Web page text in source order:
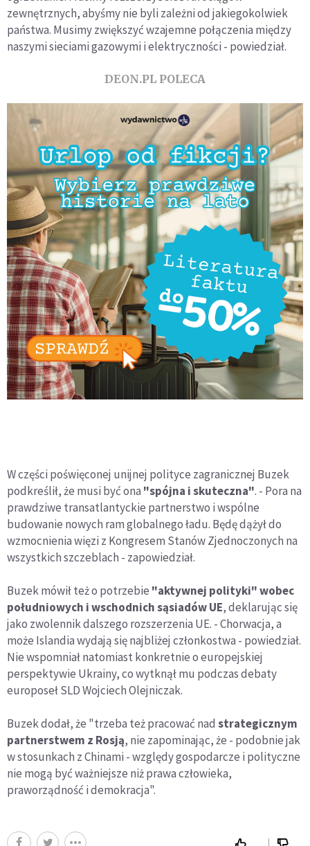
zewnętrznych, abyśmy nie byli zależni od jakiegokolwiek
państwa. Musimy zwiększyć wzajemne połączenia między
naszymi sieciami gazowymi i elektryczności - powiedział.
DEON.PL POLECA
W części poświęconej unijnej polityce zagranicznej Buzek
podkreślił, że musi być ona "spójna i skuteczna". - Pora na
prawdziwe transatlantyckie partnerstwo i wspólne
budowanie nowych ram globalnego ładu. Będę dążył do
wzmocnienia więzi z Kongresem Stanów Zjednoczonych na
wszystkich szczeblach - zapowiedział.
Buzek mówił też o potrzebie "aktywnej polityki" wobec
południowych i wschodnich sąsiadów UE, deklarując się
jako zwolennik dalszego rozszerzenia UE. - Chorwacja, a
może Islandia wydają się najbliżej członkostwa - powiedział.
Nie wspomniał natomiast konkretnie o europejskiej
perspektywie Ukrainy, co wytknął mu podczas debaty
europoseł SLD Wojciech Olejniczak.
Buzek dodał, że "trzeba też pracować nad strategicznym
partnerstwem z Rosją, nie zapominając, że - podobnie jak
w stosunkach z Chinami - względy gospodarcze i polityczne
nie mogą być ważniejsze niż prawa człowieka,
praworządność i demokracja".